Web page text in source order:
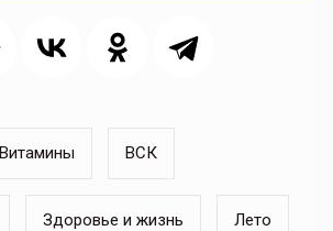
Витамины ВСК
Здоровье и жизнь Лето